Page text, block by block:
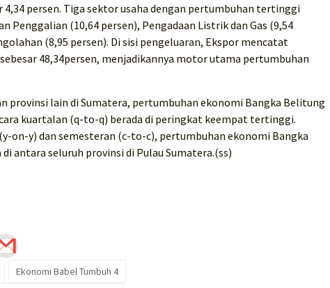
4,34 persen. Tiga sektor usaha dengan pertumbuhan tertinggi
Penggalian (10,64 persen), Pengadaan Listrik dan Gas (9,54
(8,95 persen). Di sisi pengeluaran, Ekspor mencatat
48,34persen, menjadikannya motor utama pertumbuhan
provinsi lain di Sumatera, pertumbuhan ekonomi Bangka Belitung
kuartalan (q-to-q) berada di peringkat keempat tertinggi.
on-y) dan semesteran (c-to-c), pertumbuhan ekonomi Bangka
antara seluruh provinsi di Pulau Sumatera.(ss)
Ekonomi Babel Tumbuh 4